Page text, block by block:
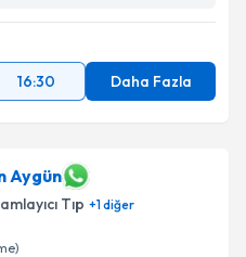
16:30 Daha Fazla
Aygün
Tıp +1diğer